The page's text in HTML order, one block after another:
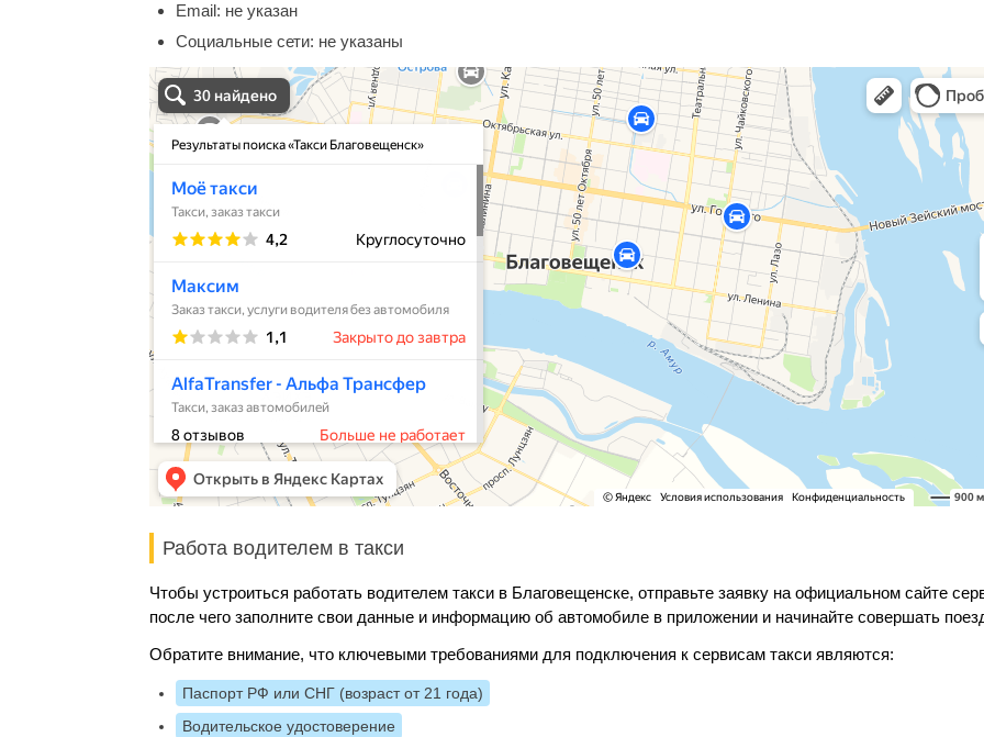
Email: не указан
Социальные сети: не указаны
Работа водителем в такси
Чтобы устроиться работать водителем такси в Благовещенске, отправьте заявку на официальном сайте
после чего заполните свои данные и информацию об автомобиле в приложении и начинайте совершать
Обратите внимание, что ключевыми требованиями для подключения к сервисам такси являются:
Паспорт РФ или СНГ (возраст от 21 года)
Водительское удостоверение